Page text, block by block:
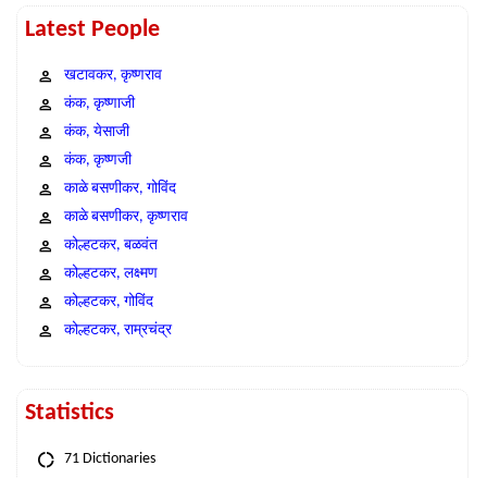
Latest People
खटावकर, कृष्णराव
कंक, कृष्णाजी
कंक, येसाजी
कंक, कृष्णजी
काळे बसणीकर, गोविंद
काळे बसणीकर, कृष्णराव
कोल्हटकर, बळवंत
कोल्हटकर, लक्ष्मण
कोल्हटकर, गोविंद
कोल्हटकर, राम्रचंद्र
Statistics
71 Dictionaries